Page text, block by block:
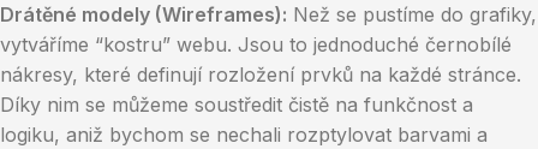
Drátěné modely (Wireframes): Než se pustíme do grafiky,
vytváříme “kostru” webu. Jsou to jednoduché černobílé
nákresy, které definují rozložení prvků na každé stránce.
Díky nim se můžeme soustředit čistě na funkčnost a
logiku, aniž bychom se nechali rozptylovat barvami a